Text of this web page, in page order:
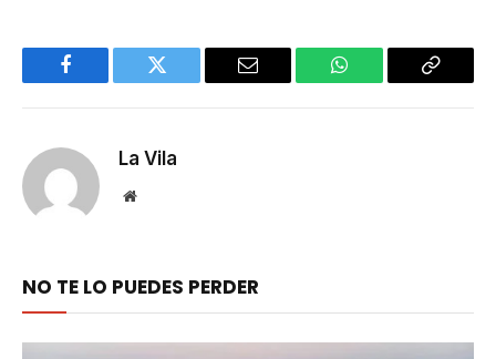
Facebook Twitter Email WhatsApp Copy
La Vila
Website
NO TE LO PUEDES PERDER